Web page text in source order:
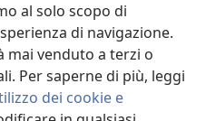
al solo scopo di
di navigazione.
mai venduto a terzi o
Per saperne di più, leggi
dei cookie e